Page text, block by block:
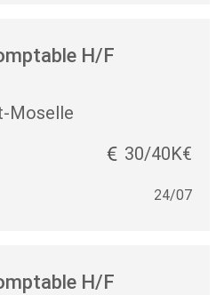
H/F
Moselle
30/40K€
24/07
H/F